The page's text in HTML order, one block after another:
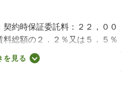
約時保証委託料：２２，００
料総額の２．２％又は５．５％
￥５００００が契約時必要。駐
し／更新事務手数料２２０００
／エアコン／フローリング／
を見る